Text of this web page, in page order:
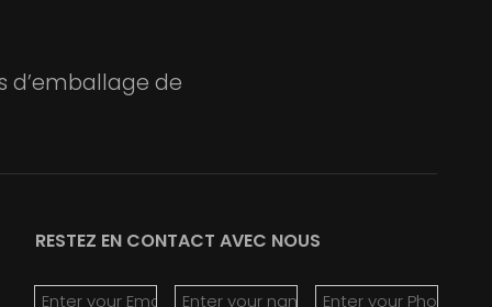
d’emballage de
RESTEZ EN CONTACT AVEC NOUS